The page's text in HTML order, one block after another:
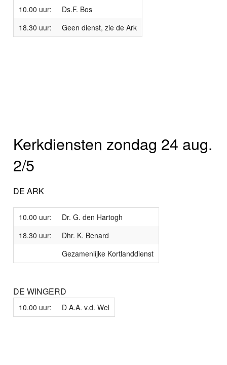
10.00 uur:
Ds.F. Bos
18.30 uur:
Geen dienst, zie de Ark
Kerkdiensten zondag 24 aug.
2/5
DE ARK
10.00 uur:
Dr. G. den Hartogh
18.30 uur:
Dhr. K. Benard
Gezamenlijke Kortlanddienst
DE WINGERD
10.00 uur: D A.A. v.d. Wel